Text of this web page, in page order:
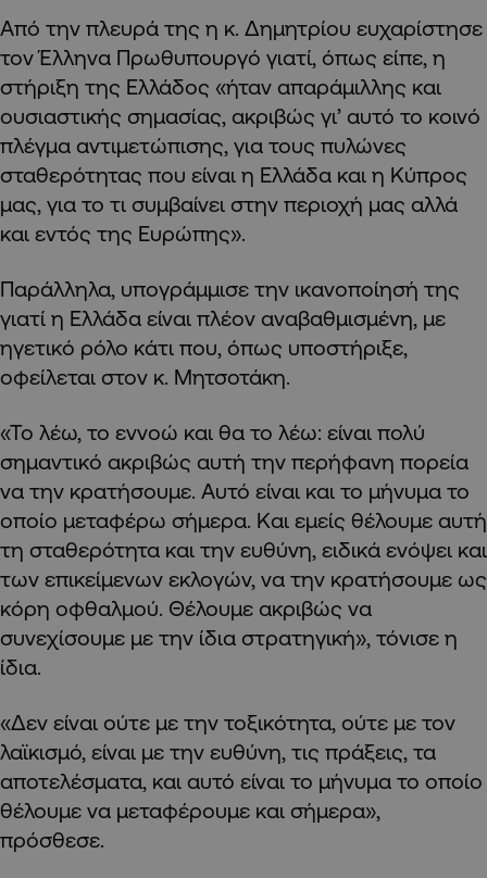
Από την πλευρά της η κ. Δημητρίου ευχαρίστησε
τον Έλληνα Πρωθυπουργό γιατί, όπως είπε, η
στήριξη της Ελλάδος «ήταν απαράμιλλης και
ουσιαστικής σημασίας, ακριβώς γι’ αυτό το κοινό
πλέγμα αντιμετώπισης, για τους πυλώνες
σταθερότητας που είναι η Ελλάδα και η Κύπρος
μας, για το τι συμβαίνει στην περιοχή μας αλλά
και εντός της Ευρώπης».
Παράλληλα, υπογράμμισε την ικανοποίησή της
γιατί η Ελλάδα είναι πλέον αναβαθμισμένη, με
ηγετικό ρόλο κάτι που, όπως υποστήριξε,
οφείλεται στον κ. Μητσοτάκη.
«Το λέω, το εννοώ και θα το λέω: είναι πολύ
σημαντικό ακριβώς αυτή την περήφανη πορεία
να την κρατήσουμε. Αυτό είναι και το μήνυμα το
οποίο μεταφέρω σήμερα. Και εμείς θέλουμε αυτή
τη σταθερότητα και την ευθύνη, ειδικά ενόψει και
των επικείμενων εκλογών, να την κρατήσουμε ως
κόρη οφθαλμού. Θέλουμε ακριβώς να
συνεχίσουμε με την ίδια στρατηγική», τόνισε η
ίδια.
«Δεν είναι ούτε με την τοξικότητα, ούτε με τον
λαϊκισμό, είναι με την ευθύνη, τις πράξεις, τα
αποτελέσματα, και αυτό είναι το μήνυμα το οποίο
θέλουμε να μεταφέρουμε και σήμερα»,
πρόσθεσε.